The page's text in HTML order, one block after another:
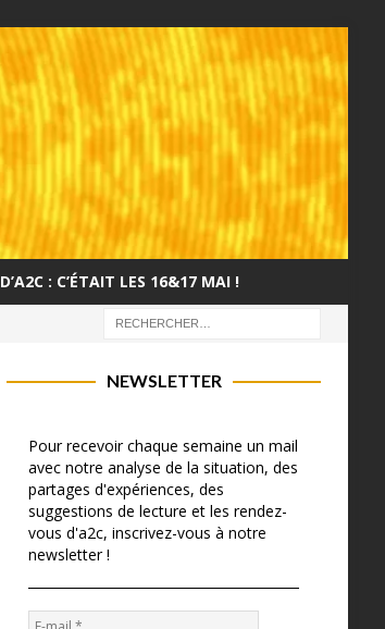
: C’ÉTAIT LES 16&17 MAI !
NEWSLETTER
Pour recevoir chaque semaine un mail
avec notre analyse de la situation, des
partages d'expériences, des
suggestions de lecture et les rendez-
vous d'a2c, inscrivez-vous à notre
newsletter !